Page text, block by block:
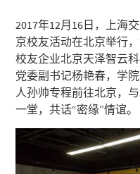
2017年12月16日，上海
京校友活动在北京举行
校友企业北京天泽智云
党委副书记杨艳春，学
人孙帅专程前往北京，
一堂，共话“密缘”情谊。